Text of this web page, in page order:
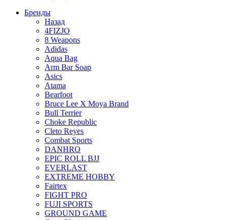
Бренды
Назад
4FIZJO
8 Weapons
Adidas
Aqua Bag
Arm Bar Soap
Asics
Atama
Bearfoot
Bruce Lee X Moya Brand
Bull Terrier
Choke Republic
Cleto Reyes
Combat Sports
DANHRO
EPIC ROLL BJJ
EVERLAST
EXTREME HOBBY
Fairtex
FIGHT PRO
FUJI SPORTS
GROUND GAME